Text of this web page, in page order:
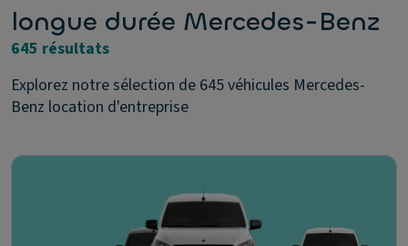
longue durée Mercedes-Benz
645 résultats
Explorez notre sélection de 645 véhicules Mercedes-
Benz location d'entreprise